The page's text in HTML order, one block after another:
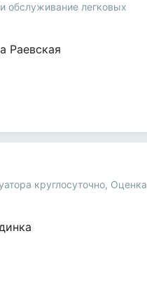
обслуживание легковых
Раевская
круглосуточно, Оценка